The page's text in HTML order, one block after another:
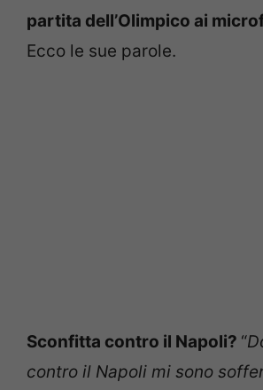
partita dell’Olimpico ai
Ecco le sue parole.
Sconfitta contro il Napoli? “
contro il Napoli mi sono